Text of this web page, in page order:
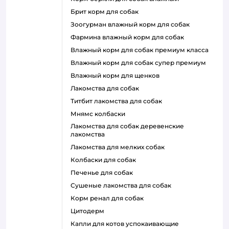
брит корм для собак
зоогурман влажный корм для собак
фармина влажный корм для собак
влажный корм для собак премиум класса
влажный корм для собак супер премиум
влажный корм для щенков
лакомства для собак
титбит лакомства для собак
мнямс колбаски
лакомства для собак деревенские
лакомства
лакомства для мелких собак
колбаски для собак
печенье для собак
сушеные лакомства для собак
корм ренал для собак
цитодерм
капли для котов успокаивающие